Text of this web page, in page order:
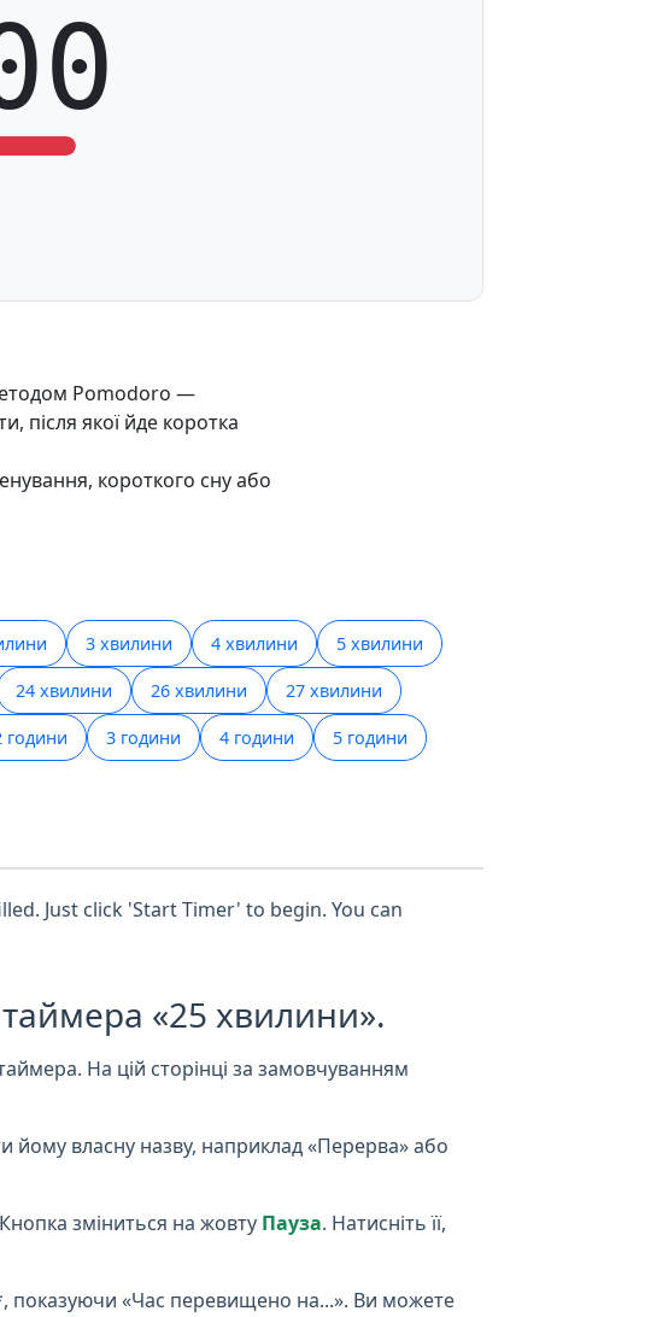
Pomodoro —
після якої йде коротка
короткого сну або
3 хвилини 4 хвилини 5 хвилини
24 хвилини 26 хвилини 27 хвилини
години 3 години 4 години 5 години
Just click 'Start Timer' to begin. You can
«25 хвилини».
На цій сторінці за замовчуванням
йому власну назву, наприклад «Перерва» або
зміниться на жовту Пауза. Натисніть її,
показуючи «Час перевищено на...». Ви можете